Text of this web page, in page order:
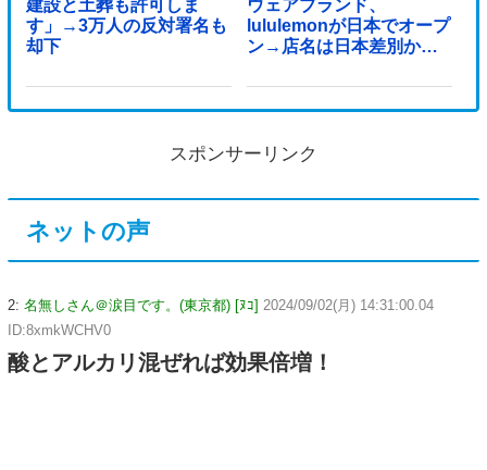
建設と土葬も許可しま
す」→3万人の反対署名も
却下
ウェアブランド、
lululemonが日本でオープ
ン→店名は日本差別から
スポンサーリンク
ネットの声
2: 名無しさん＠涙目です。(東京都) [ﾇｺ] 2024/09/02(月) 14:31:00.04
ID:8xmkWCHV0
酸とアルカリ混ぜれば効果倍増！